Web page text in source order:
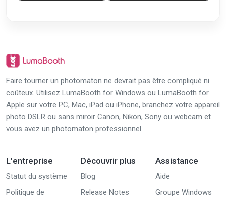
Faire tourner un photomaton ne devrait pas être compliqué ni
coûteux. Utilisez LumaBooth for Windows ou LumaBooth for
Apple sur votre PC, Mac, iPad ou iPhone, branchez votre appareil
photo DSLR ou sans miroir Canon, Nikon, Sony ou webcam et
vous avez un photomaton professionnel.
L'entreprise
Statut du système
Politique de
Découvrir plus
Blog
Release Notes
Assistance
Aide
Groupe Windows